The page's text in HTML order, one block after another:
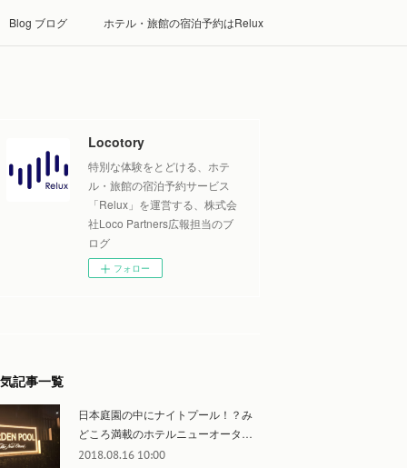
Blog ブログ ホテル・旅館の宿泊予約はRelux
Locotory
特別な体験をとどける、ホテ
ル・旅館の宿泊予約サービス
「Relux」を運営する、株式会
社Loco Partners広報担当のブ
ログ
フォロー
記事一覧
日本庭園の中にナイトプール！？み
どころ満載のホテルニューオータ…
2018.08.16 10:00